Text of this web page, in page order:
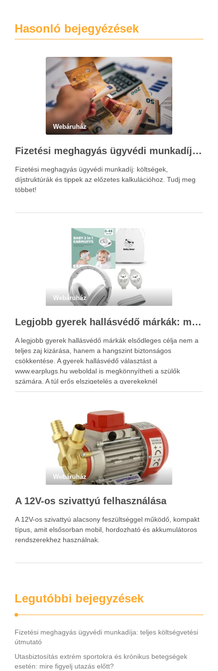
Hasonló bejegyézések
Webáruház
Fizetési meghagyás ügyvédi munkadíja: teljes költségvetési útmutató
Fizetési meghagyás ügyvédi munkadíj: költségek,
díjstruktúrák és tippek az előzetes kalkulációhoz. Tudj meg
többet!
Webáruház
Legjobb gyerek hallásvédő márkák: mire figyeljenek a szülők választáskor?
A legjobb gyerek hallásvédő márkák elsődleges célja nem a
teljes zaj kizárása, hanem a hangszint biztonságos
csökkentése. A gyerek hallásvédő választást a
www.earplugs.hu weboldal is megkönnyítheti a szülők
számára. A túl erős elszigetelés a gyerekeknél
kényelmetlenséget, félelmet vagy dezorientáltságot is
Webáruház
A 12V-os szivattyú felhasználása
A 12V-os szivattyú alacsony feszültséggel működő, kompakt
típus, amit elsősorban mobil, hordozható és akkumulátoros
rendszerekhez használnak.
Legutóbbi bejegyzések
Fizetési meghagyás ügyvédi munkadíja: teljes költségvetési
útmutató
Utasbiztosítás extrém sportokra és krónikus betegségek
esetén: mire figyelj utazás előtt?